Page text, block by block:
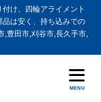
け、四輪アライメント
は安く、持ち込みでの
,豊田市,刈谷市,長久手市,
MENU